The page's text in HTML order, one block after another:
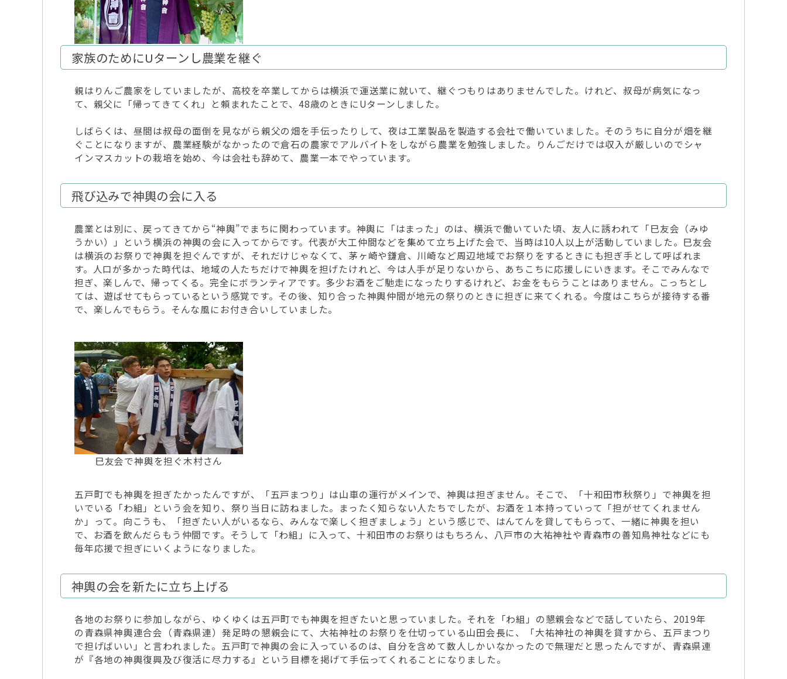
家族のためにUターンし農業を継ぐ
親はりんご農家をしていましたが、高校を卒業してからは横浜で運送業に就いて、継ぐつもりはありませんでした。けれど、叔母が病気になっ
て、親父に「帰ってきてくれ」と頼まれたことで、48歳のときにUターンしました。
しばらくは、昼間は叔母の面倒を見ながら親父の畑を手伝ったりして、夜は工業製品を製造する会社で働いていました。そのうちに自分が畑を継
ぐことになりますが、農業経験がなかったので倉石の農家でアルバイトをしながら農業を勉強しました。りんごだけでは収入が厳しいのでシャ
インマスカットの栽培を始め、今は会社も辞めて、農業一本でやっています。
飛び込みで神輿の会に入る
農業とは別に、戻ってきてから“神輿”でまちに関わっています。神輿に「はまった」のは、横浜で働いていた頃、友人に誘われて「巳友会（みゆ
うかい）」という横浜の神輿の会に入ってからです。代表が大工仲間などを集めて立ち上げた会で、当時は10人以上が活動していました。巳友会
は横浜のお祭りで神輿を担ぐんですが、それだけじゃなくて、茅ヶ崎や鎌倉、川崎など周辺地域でお祭りをするときにも担ぎ手として呼ばれま
す。人口が多かった時代は、地域の人たちだけで神輿を担げたけれど、今は人手が足りないから、あちこちに応援しにいきます。そこでみんなで
担ぎ、楽しんで、帰ってくる。完全にボランティアです。多少お酒をご馳走になったりするけれど、お金をもらうことはありません。こっちとし
ては、遊ばせてもらっているという感覚です。その後、知り合った神輿仲間が地元の祭りのときに担ぎに来てくれる。今度はこちらが接待する番
で、楽しんでもらう。そんな風にお付き合いしていました。
巳友会で神輿を担ぐ木村さん
五戸町でも神輿を担ぎたかったんですが、「五戸まつり」は山車の運行がメインで、神輿は担ぎません。そこで、「十和田市秋祭り」で神輿を担
いでいる「わ組」という会を知り、祭り当日に訪ねました。まったく知らない人たちでしたが、お酒を１本持っていって「担がせてくれません
か」って。向こうも、「担ぎたい人がいるなら、みんなで楽しく担ぎましょう」という感じで、はんてんを貸してもらって、一緒に神輿を担い
で、お酒を飲んだらもう仲間です。そうして「わ組」に入って、十和田市のお祭りはもちろん、八戸市の大祐神社や青森市の善知鳥神社などにも
毎年応援で担ぎにいくようになりました。
神輿の会を新たに立ち上げる
各地のお祭りに参加しながら、ゆくゆくは五戸町でも神輿を担ぎたいと思っていました。それを「わ組」の懇親会などで話していたら、2019年
の青森県神輿連合会（青森県連）発足時の懇親会にて、大祐神社のお祭りを仕切っている山田会長に、「大祐神社の神輿を貸すから、五戸まつり
で担げばいい」と言われました。五戸町で神輿の会に入っているのは、自分を含めて数人しかいなかったので無理だと思ったんですが、青森県連
が『各地の神輿復興及び復活に尽力する』という目標を掲げて手伝ってくれることになりました。